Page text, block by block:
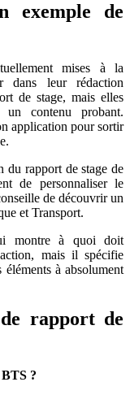
exemple de
mises à la
dans leur rédaction
de stage, mais elles
un contenu probant.
application pour sortir
du rapport de stage de
de personnaliser le
de découvrir un
et Transport.
montre à quoi doit
mais il spécifie
à absolument
rapport de
?